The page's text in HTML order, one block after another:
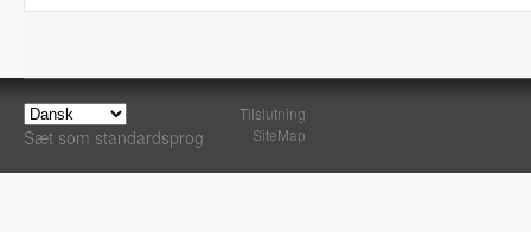
Sæt som standardsprog
Tilslutning
SiteMap